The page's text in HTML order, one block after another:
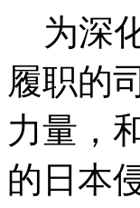
为深
履职的
力量，
的日本